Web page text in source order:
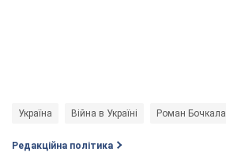
Україна Війна в Україні Роман Бочкала
Редакційна політика